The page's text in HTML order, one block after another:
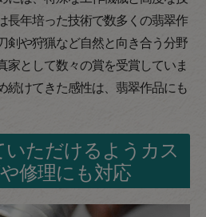
長年培った技術で数多くの翡翠作
剣や狩猟など自然と向き合う分野
家として数々の賞を受賞していま
続けてきた感性は、翡翠作品にも
いただけるようカス
修理にも対応